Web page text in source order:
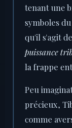
tenant une
symboles
qu'il s'agit
puissance
la frappe
Peu
précieux,
comme